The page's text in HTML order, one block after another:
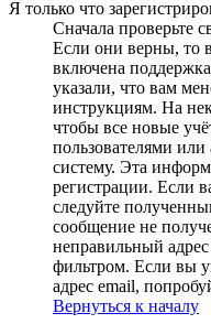
Я только что
Сначала проверьте
Если они верны, то
включена
указали, что вам
инструкциям. На
чтобы все новые
пользователями
систему. Эта
регистрации. Если
следуйте
сообщение не
неправильный
фильтром. Если вы
адрес email,
Вернуться к началу